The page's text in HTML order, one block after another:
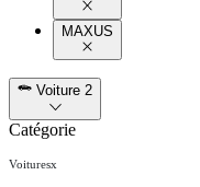
MAXUS
Voiture 2
Catégorie
Voituresx